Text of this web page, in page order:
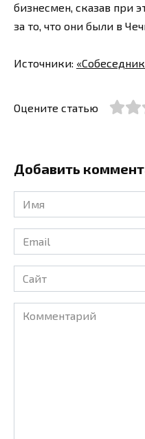
бизнесмен, сказав при
за то, что они были в
Источники:
Оцените статью
Добавить
Имя
*
Email
*
Сайт
Комментарий